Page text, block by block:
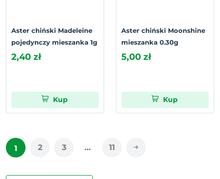
Aster chiński Madeleine
pojedynczy mieszanka 1g
2,40 zł
Kup
Aster chiński Moonshine
mieszanka 0.30g
5,00 zł
Kup
1 2 3 … 11